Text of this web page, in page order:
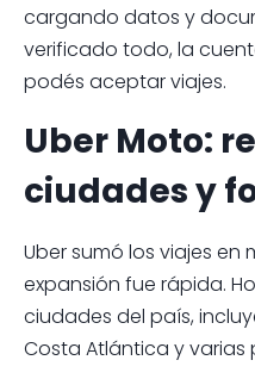
cargando datos y
verificado todo, la
podés aceptar viajes.
Uber Moto:
ciudades y
Uber sumó los viajes en
expansión fue rápida.
ciudades del país,
Costa Atlántica y varias